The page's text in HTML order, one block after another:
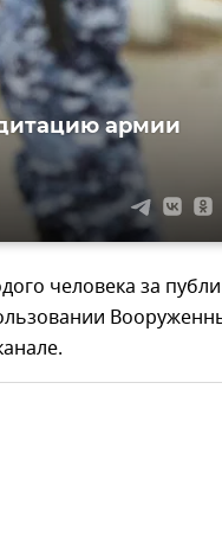
армии
человека за